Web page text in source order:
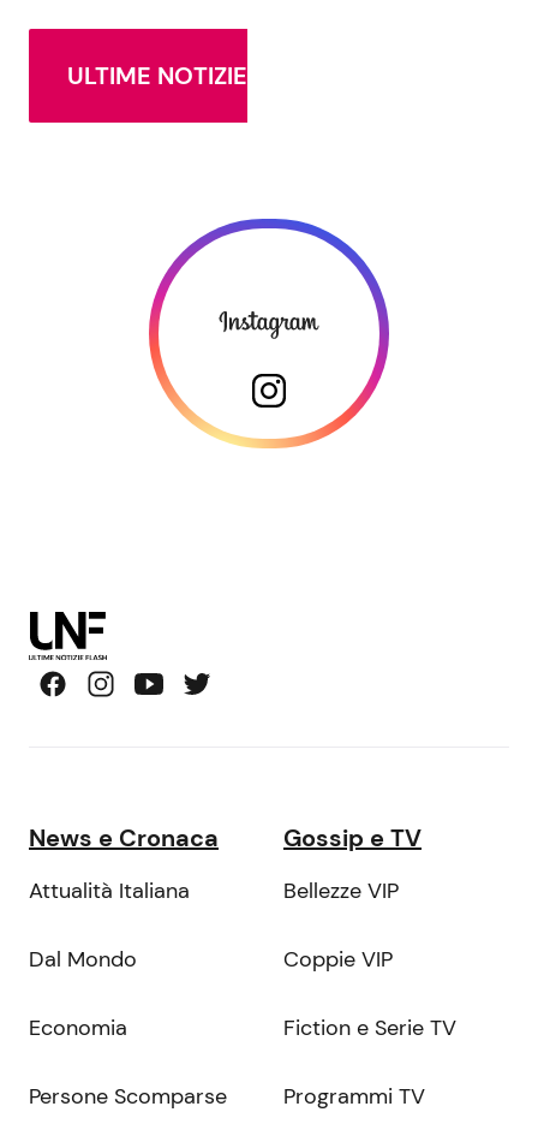
ULTIME NOTIZIE
News e Cronaca
Attualità Italiana
Dal Mondo
Economia
Persone Scomparse
Gossip e TV
Bellezze VIP
Coppie VIP
Fiction e Serie TV
Programmi TV